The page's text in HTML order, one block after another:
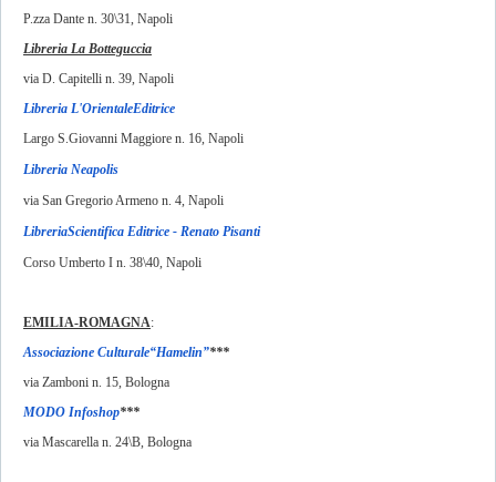
P.zza Dante n. 30\31, Napoli
Libreria La Botteguccia
via D. Capitelli n. 39, Napoli
Libreria L'OrientaleEditrice
Largo S.Giovanni Maggiore n. 16, Napoli
Libreria Neapolis
via San Gregorio Armeno n. 4, Napoli
LibreriaScientifica Editrice - Renato Pisanti
Corso Umberto I n. 38\40, Napoli
EMILIA-ROMAGNA:
Associazione Culturale“Hamelin”***
via Zamboni n. 15, Bologna
MODO Infoshop***
via Mascarella n. 24\B, Bologna